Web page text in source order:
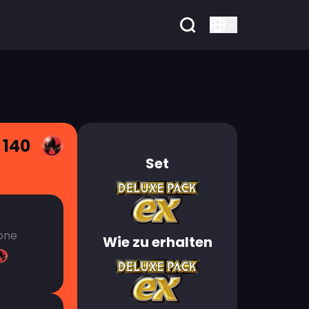
Set
Wie zu erhalten